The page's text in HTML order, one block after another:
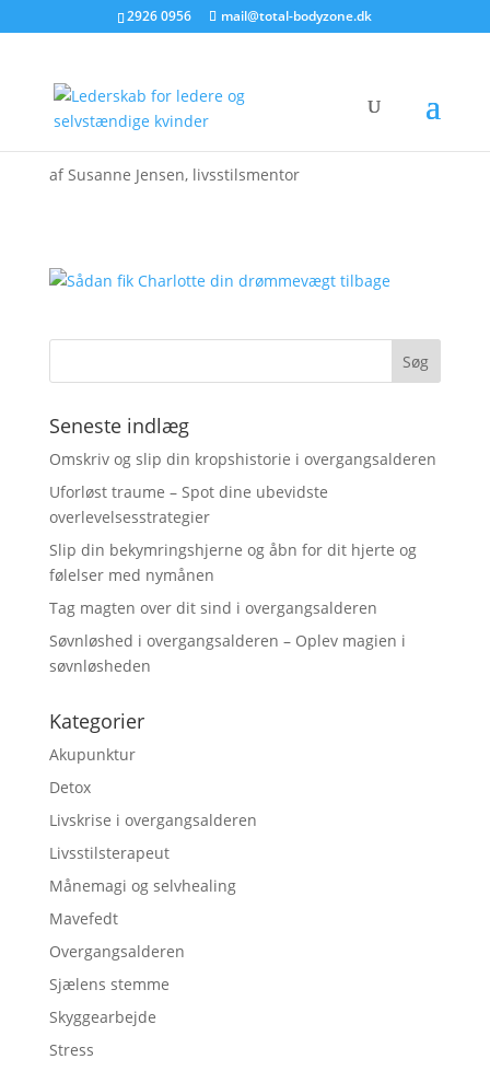
2926 0956 mail@total-bodyzone.dk
afSusanne Jensen, livsstilsmentor
Seneste indlæg
Omskriv og slip din kropshistorie i overgangsalderen
Uforløst traume – Spot dine ubevidste
overlevelsesstrategier
Slip din bekymringshjerne og åbn for dit hjerte og
følelser med nymånen
Tag magten over dit sind i overgangsalderen
Søvnløshed i overgangsalderen – Oplev magien i
søvnløsheden
Kategorier
Akupunktur
Detox
Livskrise i overgangsalderen
Livsstilsterapeut
Månemagi og selvhealing
Mavefedt
Overgangsalderen
Sjælens stemme
Skyggearbejde
Stress